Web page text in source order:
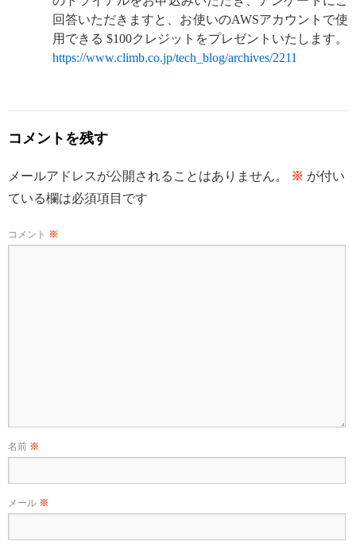
回答いただきますと、お使いのAWSアカウントで使
用できる $100クレジットをプレゼントいたします。
https://www.climb.co.jp/tech_blog/archives/2211
コメントを残す
メールアドレスが公開されることはありません。 ※ が付い
ている欄は必須項目です
コメント ※
名前 ※
メール ※